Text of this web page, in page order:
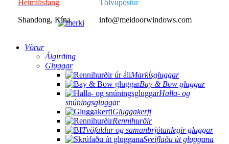
Heimilisfang
Shandong, Kína
Tölvupóstur
info@meidoorwindows.com
Vörur
Álgirðing
Gluggar
Markísgluggar
Bay & Bow gluggar
Halla- og
snúningsgluggar
Gluggakerfi
Rennihurðir
Tvöfaldur og samanbrjótanlegir gluggar
Sveiflaðu út gluggana